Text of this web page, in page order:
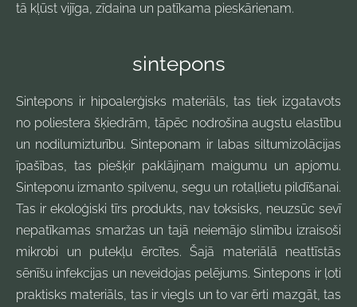
tā kļūst vijīga, zīdaina un patīkama pieskārienam.
sintepons
Sintepons ir hipoalerģisks materiāls, tas tiek izgatavots
no poliestera šķiedrām, tāpēc nodrošina augstu elastību
un nodilumizturību. Sinteponam ir labas siltumizolācijas
īpašības, tas piešķir paklājiņam maigumu un apjomu.
Sinteponu izmanto spilvenu, segu un rotaļlietu pildīšanai.
Tas ir ekoloģiski tīrs produkts, nav toksisks, neuzsūc sevī
nepatīkamas smaržas un tajā neiemājo slimību izraisoši
mikrobi un putekļu ērcītes. Šajā materiālā neattīstās
sēnīšu infekcijas un neveidojas pelējums. Sintepons ir ļoti
praktisks materiāls, tas ir viegls un to var ērti mazgāt, tas